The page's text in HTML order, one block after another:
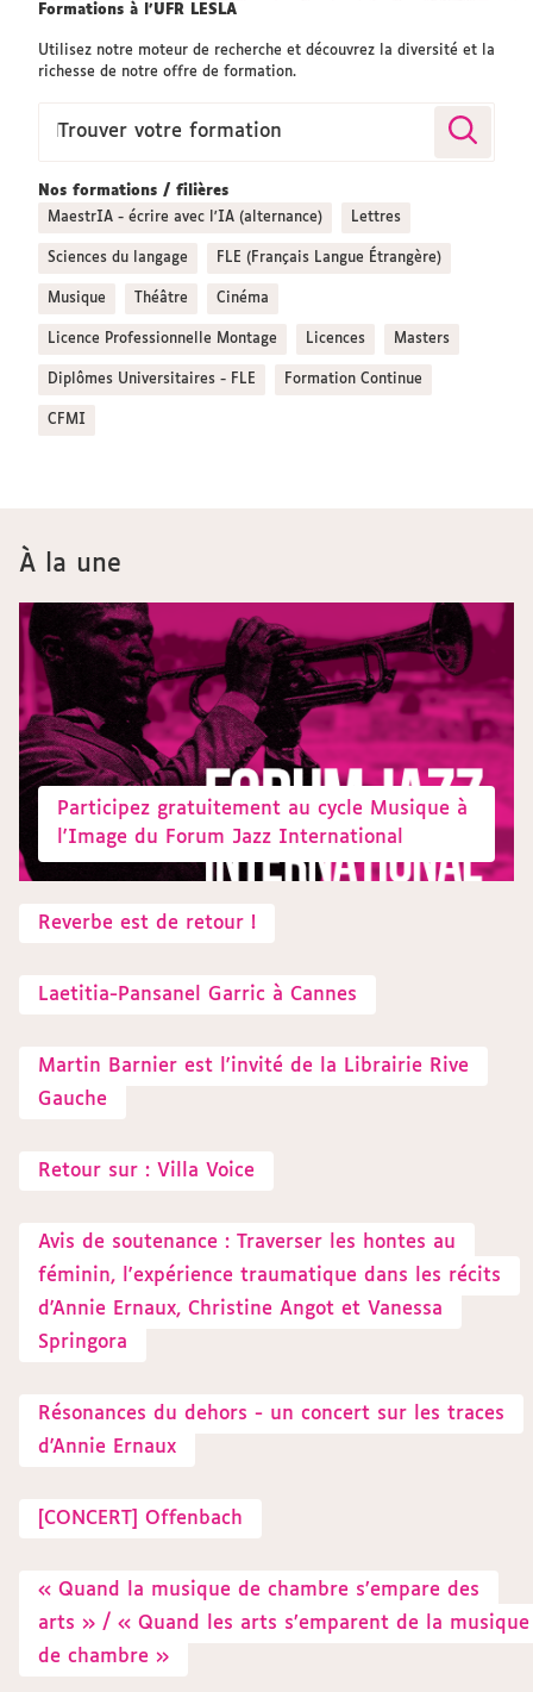
Vous
êtes
ici :
Formations à l'UFR LESLA
Utilisez notre moteur de recherche et découvrez la diversité et la
richesse de notre offre de formation.
Trouver votre formation
Nos formations / filières
MaestrIA - écrire avec l'IA (alternance)
Lettres
Sciences du langage FLE (Français Langue Étrangère)
Musique Théâtre Cinéma
Licence Professionnelle Montage Licences Masters
Diplômes Universitaires - FLE Formation Continue
CFMI
À la une
Participez gratuitement au cycle Musique à
l'Image du Forum Jazz International
Reverbe est de retour !
Laetitia-Pansanel Garric à Cannes
Martin Barnier est l'invité de la Librairie Rive
Gauche
Retour sur : Villa Voice
Avis de soutenance : Traverser les hontes au
féminin, l'expérience traumatique dans les récits
d'Annie Ernaux, Christine Angot et Vanessa
Springora
Résonances du dehors - un concert sur les traces
d'Annie Ernaux
[CONCERT] Offenbach
« Quand la musique de chambre s’empare des
arts » / « Quand les arts s’emparent de la musique
de chambre »